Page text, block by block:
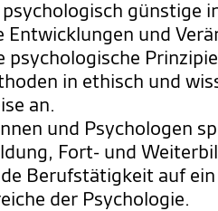
günstige
Entwicklungen und
psychologische
in ethisch und
an.
und Psychologen
Fort- und
Berufstätigkeit auf
der Psychologie.